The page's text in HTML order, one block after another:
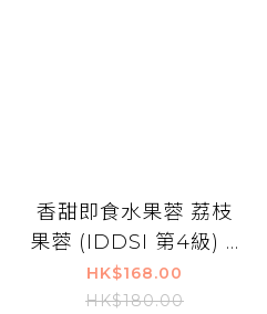
香甜即食水果蓉 荔枝
果蓉 (IDDSI 第4級) 6
盒裝
HK$168.00
HK$180.00